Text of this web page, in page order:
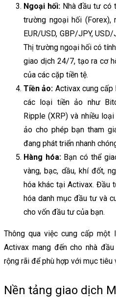
Ngoại hối:Nhà đầu tư có
trường ngoại hối (Forex),
EUR/USD, GBP/JPY,
Thị trường ngoại hối có
giao dịch 24/7, tạo ra cơ
của các cặp tiền tệ.
Tiền ảo: Activax cung
các loại tiền ảo như
Ripple (XRP) và nhiều
ảo cho phép bạn tham
đang phát triển nhanh
Hàng hóa: Bạn có thể
vàng, bạc, dầu, khí đốt,
hóa khác tại Activax. Đầu
hóa danh mục đầu tư và
cho vốn đầu tư của bạn.
Thông qua việc cung cấp một
Activax mang đến cho nhà
rộng rãi để phù hợp với mục
Nền tảng giao dịch